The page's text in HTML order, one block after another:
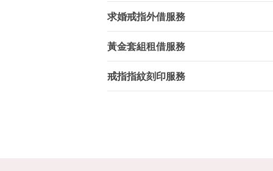
求婚戒指外借服務
黃金套組租借服務
戒指指紋刻印服務